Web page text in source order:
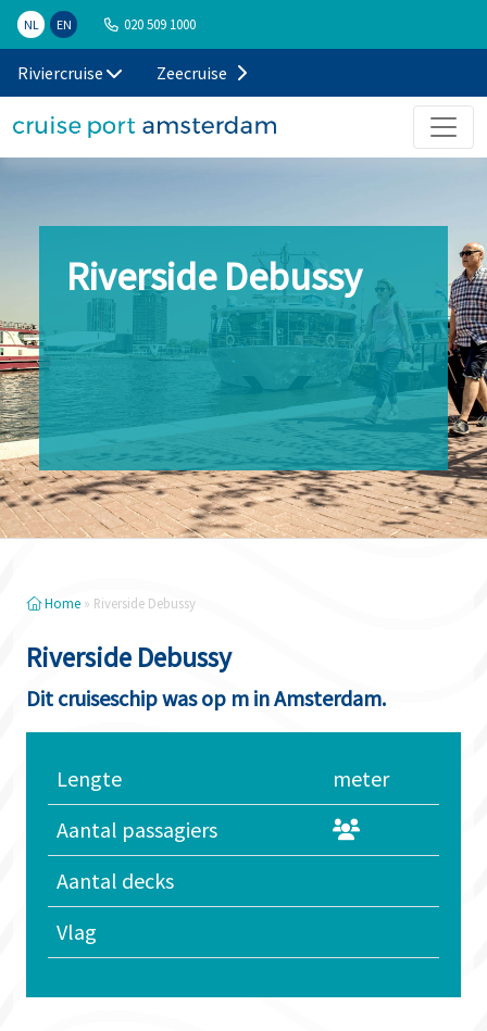
NL EN 020 509 1000
Riviercruise Zeecruise
Riverside Debussy
Home » Riverside Debussy
Riverside Debussy
Dit cruiseschip was op m in Amsterdam.
Lengte
meter
Aantal passagiers
Aantal decks
Vlag